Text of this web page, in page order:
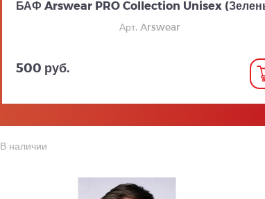
БАФ Arswear PRO Collection Unisex
Арт. Arswear
500 руб.
В наличии